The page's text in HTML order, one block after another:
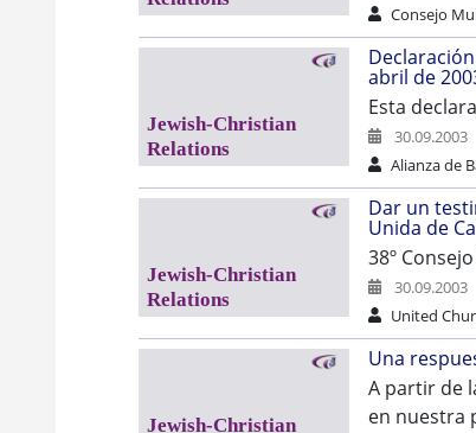
Consejo
abril de
Esta
30.09.2003
Alianza de
Dar un
Unida de
38º
30.09.2003
United
Una
A partir de
en nuestra